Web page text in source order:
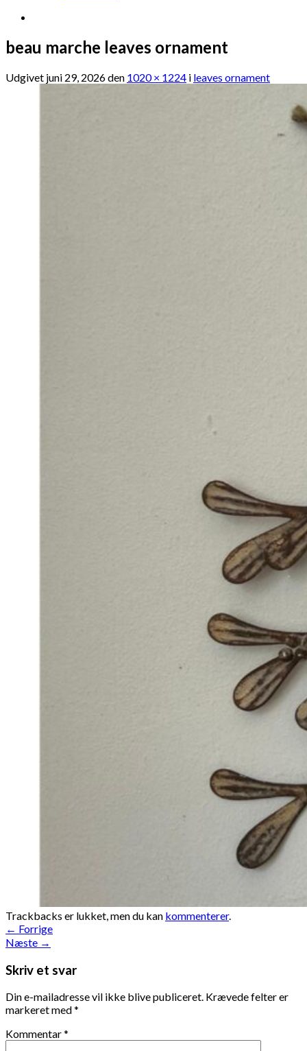
beau marche leaves ornament
Udgivet juni 29, 2026den 1020 × 1224 i leaves ornament
Trackbacks er lukket, men du kan kommenterer.
← Forrige
Næste →
Skriv et svar
Din e-mailadresse vil ikke blive publiceret. Krævede felter er
markeret med*
Kommentar*